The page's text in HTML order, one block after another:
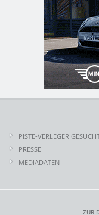
PISTE-VERLEGER
PRESSE
MEDIADATEN
ZUR